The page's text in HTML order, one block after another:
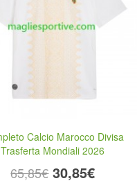
Calcio Marocco Divisa
Trasferta Mondiali 2026
65,85€ 30,85€